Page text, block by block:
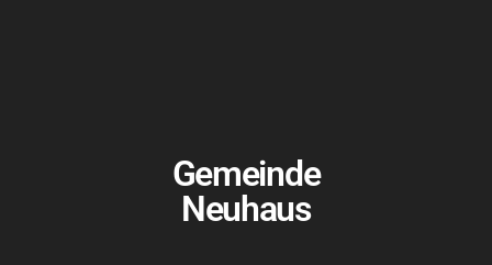
Gemeinde
Neuhaus